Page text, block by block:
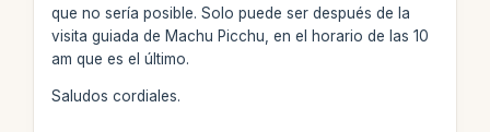
que no sería posible. Solo puede ser después de la
visita guiada de Machu Picchu, en el horario de las 10
am que es el último.
Saludos cordiales.